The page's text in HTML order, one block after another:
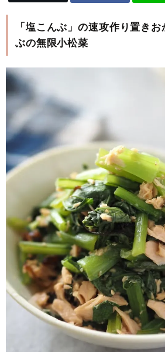
「塩こんぶ」の速攻作り置き
ぶの無限小松菜